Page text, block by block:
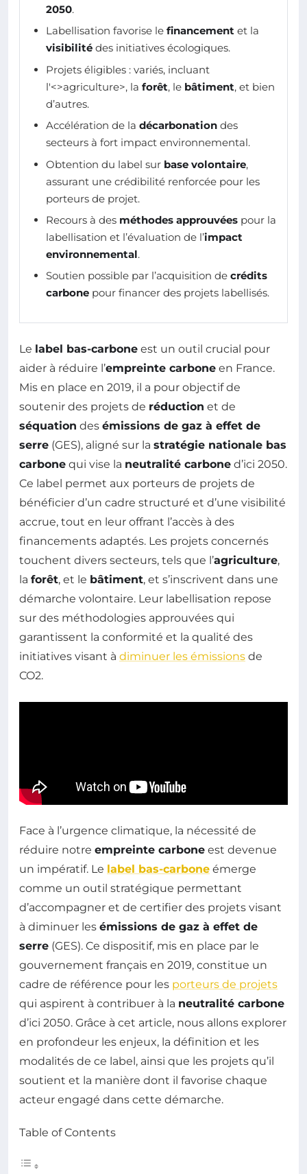
2050.
Labellisation favorise le financement et la
visibilité des initiatives écologiques.
Projets éligibles : variés, incluant
l'<>agriculture>, la forêt, le bâtiment, et bien
d’autres.
Accélération de la décarbonation des
secteurs à fort impact environnemental.
Obtention du label sur base volontaire,
assurant une crédibilité renforcée pour les
porteurs de projet.
Recours à des méthodes approuvées pour la
labellisation et l’évaluation de l’impact
environnemental.
Soutien possible par l’acquisition de crédits
carbone pour financer des projets labellisés.
Le label bas-carbone est un outil crucial pour
aider à réduire l’empreinte carbone en France.
Mis en place en 2019, il a pour objectif de
soutenir des projets de réduction et de
séquation des émissions de gaz à effet de
serre (GES), aligné sur la stratégie nationale bas
carbone qui vise la neutralité carbone d’ici 2050.
Ce label permet aux porteurs de projets de
bénéficier d’un cadre structuré et d’une visibilité
accrue, tout en leur offrant l’accès à des
financements adaptés. Les projets concernés
touchent divers secteurs, tels que l’agriculture,
la forêt, et le bâtiment, et s’inscrivent dans une
démarche volontaire. Leur labellisation repose
sur des méthodologies approuvées qui
garantissent la conformité et la qualité des
initiatives visant à diminuer les émissions de
CO2.
Face à l’urgence climatique, la nécessité de
réduire notre empreinte carbone est devenue
un impératif. Le label bas-carbone émerge
comme un outil stratégique permettant
d’accompagner et de certifier des projets visant
à diminuer les émissions de gaz à effet de
serre (GES). Ce dispositif, mis en place par le
gouvernement français en 2019, constitue un
cadre de référence pour les porteurs de projets
qui aspirent à contribuer à la neutralité carbone
d’ici 2050. Grâce à cet article, nous allons explorer
en profondeur les enjeux, la définition et les
modalités de ce label, ainsi que les projets qu’il
soutient et la manière dont il favorise chaque
acteur engagé dans cette démarche.
Table of Contents